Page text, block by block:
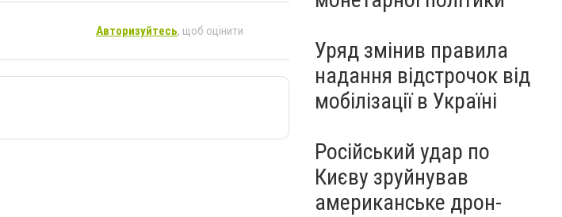
Авторизуйтесь, щоб оцінити
Уряд змінив правила
надання відстрочок від
мобілізації в Україні
Російський удар по
Києву зруйнував
американське дрон-